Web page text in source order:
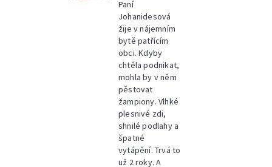
Paní
Johanidesová
žije v nájemním
bytě patřícím
obci. Kdyby
chtěla podnikat,
mohla by v něm
pěstovat
žampiony. Vlhké
plesnivé zdi,
shnilé podlahy a
špatné
vytápění. Trvá to
už 2 roky. A